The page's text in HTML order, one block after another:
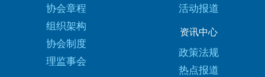
协会章程
组织架构
协会制度
理监事会
活动报道
资讯中心
政策法规
热点报道